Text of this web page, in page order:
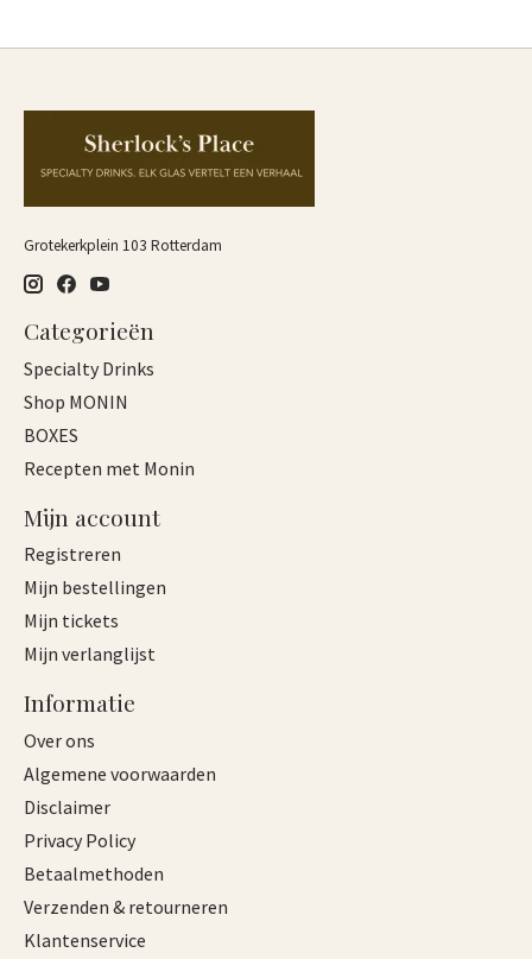
Grotekerkplein 103 Rotterdam
Categorieën
Specialty Drinks
Shop MONIN
BOXES
Recepten met Monin
Mijn account
Registreren
Mijn bestellingen
Mijn tickets
Mijn verlanglijst
Informatie
Over ons
Algemene voorwaarden
Disclaimer
Privacy Policy
Betaalmethoden
Verzenden & retourneren
Klantenservice